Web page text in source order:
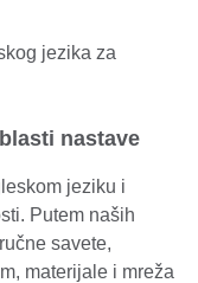
jezika za
nastave
jeziku i
Putem naših
savete,
materijale i mreža